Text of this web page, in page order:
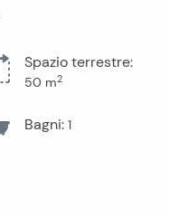
Spazio terrestre:
50 m2
Bagni: 1